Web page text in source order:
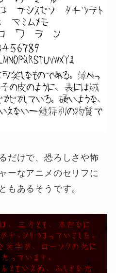
だけで、恐ろしさや怖
ーなアニメのセリフに
もあるそうです。